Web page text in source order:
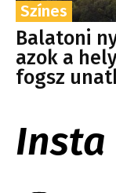
Színes
Balatoni
azok a
fogsz
Insta